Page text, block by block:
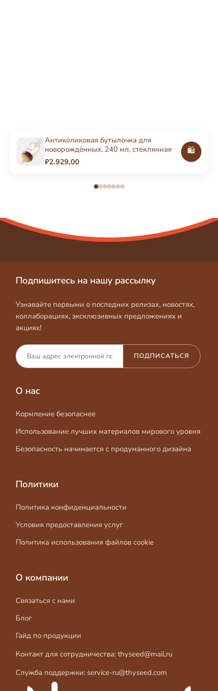
Антиколиковая бутылочка для
новорождённых, 240 мл, стеклянная
₽2.929,00
🛍️
Подпишитесь на нашу рассылку
Узнавайте первыми о последних релизах, новостях,
коллаборациях, эксклюзивных предложениях и
акциях!
ПОДПИСАТЬСЯ
О нас
Кормление безопаснее
Использование лучших материалов мирового уровня
Безопасность начинается с продуманного дизайна
Политики
Политика конфиденциальности
Условия предоставления услуг
Политика использования файлов cookie
О компании
Связаться с нами
Блог
Гайд по продукции
Контакт для сотрудничества: thyseed@mail.ru
Служба поддержки: service-ru@thyseed.com